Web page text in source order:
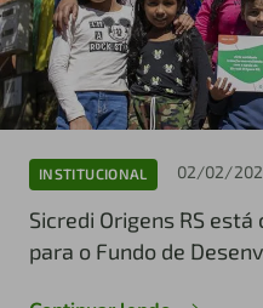
INSTITUCIONAL 02/02/
Sicredi Origens RS
para o Fundo de